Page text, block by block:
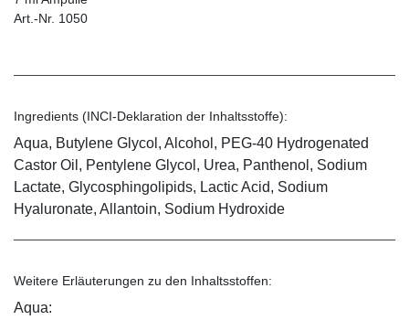
Art.-Nr. 1050
Ingredients (INCI-Deklaration der Inhaltsstoffe):
Aqua, Butylene Glycol, Alcohol, PEG-40 Hydrogenated
Castor Oil, Pentylene Glycol, Urea, Panthenol, Sodium
Lactate, Glycosphingolipids, Lactic Acid, Sodium
Hyaluronate, Allantoin, Sodium Hydroxide
Weitere Erläuterungen zu den Inhaltsstoffen:
Aqua: